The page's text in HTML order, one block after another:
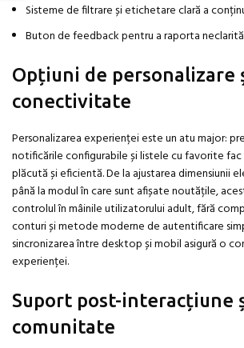
Sisteme de filtrare și etichetare clară a
Buton de feedback pentru a raporta
Opțiuni de personalizare
conectivitate
Personalizarea experienței este un atu major:
notificările configurabile și listele cu favorite fac
plăcută și eficientă. De la ajustarea dimensiunii
până la modul în care sunt afișate noutățile,
controlul în mâinile utilizatorului adult, fără
conturi și metode moderne de autentificare
sincronizarea între desktop și mobil asigură o
experienței.
Suport post-interacțiune
comunitate